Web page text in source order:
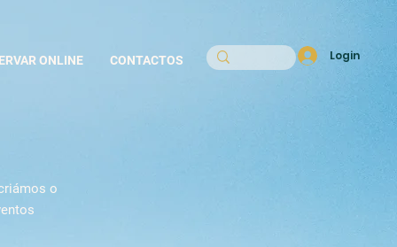
ONLINE CONTACTOS Login
o